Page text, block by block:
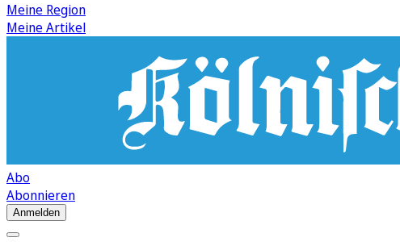
Meine Region
Meine Artikel
Abo
Abonnieren
Anmelden